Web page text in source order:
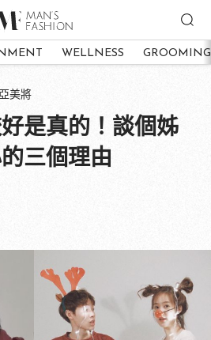
WELLNESS GROOMING
亞美將
是真的！談個姊
三個理由